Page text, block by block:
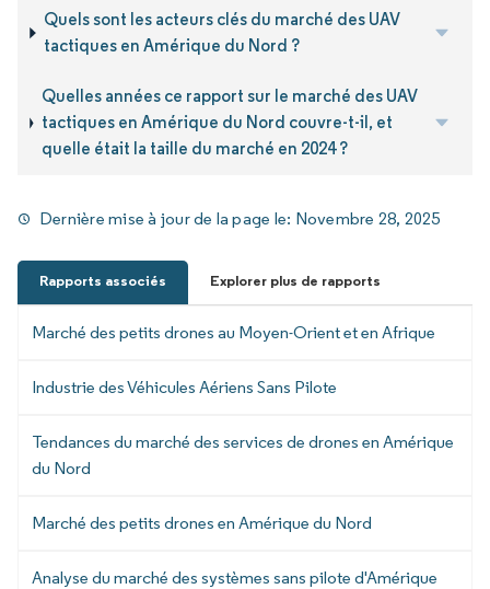
Quels sont les acteurs clés du marché des UAV
tactiques en Amérique du Nord ?
Quelles années ce rapport sur le marché des UAV
tactiques en Amérique du Nord couvre-t-il, et
quelle était la taille du marché en 2024 ?
Dernière mise à jour de la page le: Novembre 28, 2025
Rapports associés Explorer plus de rapports
Marché des petits drones au Moyen-Orient et en Afrique
Industrie des Véhicules Aériens Sans Pilote
Tendances du marché des services de drones en Amérique
du Nord
Marché des petits drones en Amérique du Nord
Analyse du marché des systèmes sans pilote d'Amérique